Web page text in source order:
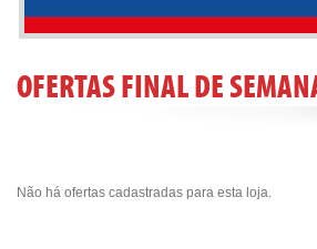
OFERTAS FINAL DE
Não há ofertas cadastradas para esta loja.